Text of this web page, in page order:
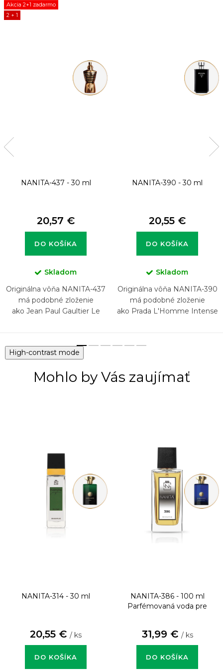
Akcia 2+1 zadarmo
2 + 1
NANITA-437 - 30 ml
20,57 €
DO KOŠÍKA
Skladom
Originálna vôňa NANITA-437
má podobné zloženie
ako Jean Paul Gaultier Le
NANITA-390 - 30 ml
20,55 €
DO KOŠÍKA
Skladom
Originálna vôňa NANITA-390
má podobné zloženie
ako Prada L'Homme Intense
High-contrast mode
Mohlo by Vás zaujímať
NANITA-314 - 30 ml
20,55 € / ks
DO KOŠÍKA
NANITA-386 - 100 ml
Parfémovaná voda pre
31,99 € / ks
DO KOŠÍKA